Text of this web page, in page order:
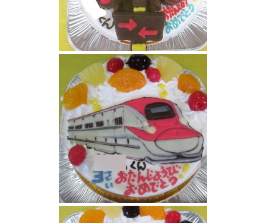
踏切立体ケーキ